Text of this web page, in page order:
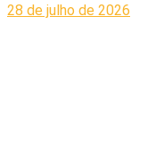
28 de julho de 2026